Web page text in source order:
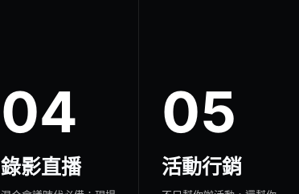
04
錄影直播
05
活動行銷